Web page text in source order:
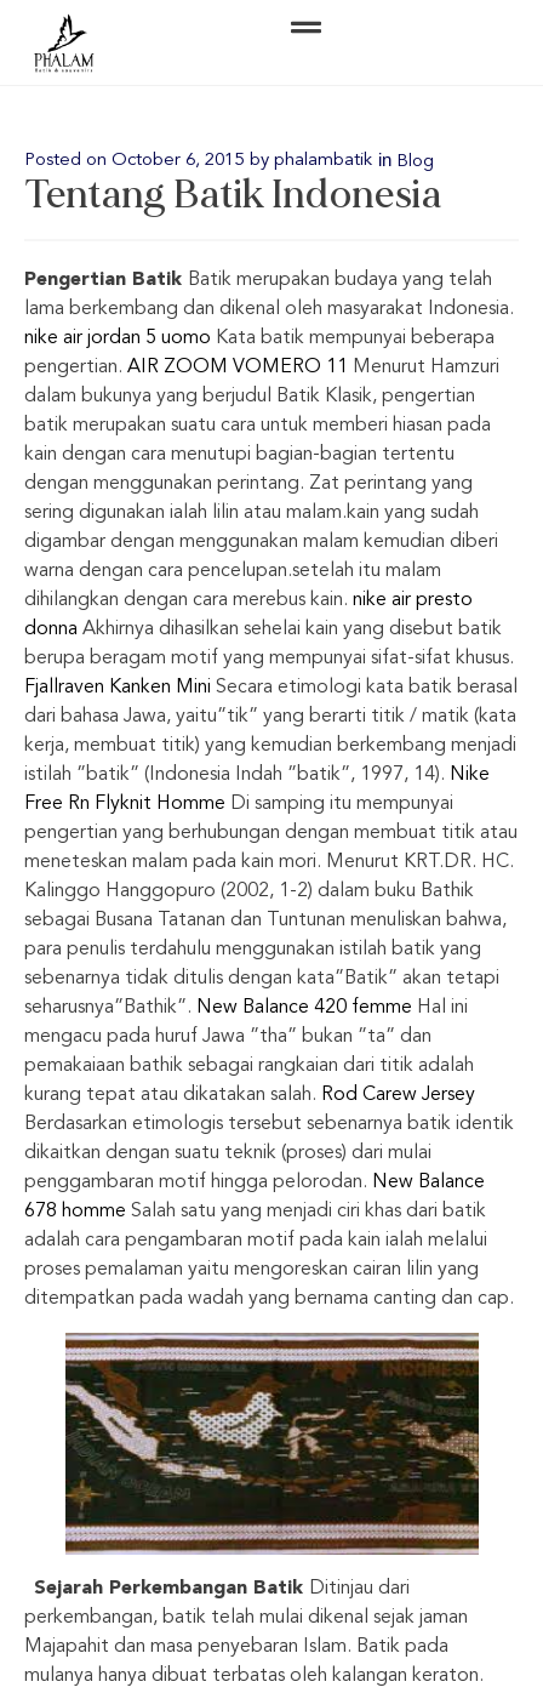
Posted on October 6, 2015 by phalambatik in Blog
Tentang Batik Indonesia
Pengertian Batik Batik merupakan budaya yang telah
lama berkembang dan dikenal oleh masyarakat Indonesia.
nike air jordan 5 uomo Kata batik mempunyai beberapa
pengertian. AIR ZOOM VOMERO 11
Menurut Hamzuri
dalam bukunya yang berjudul Batik Klasik, pengertian
batik merupakan suatu cara untuk memberi hiasan pada
kain dengan cara menutupi bagian-bagian tertentu
dengan menggunakan perintang. Zat perintang yang
sering digunakan ialah lilin atau malam.kain yang sudah
digambar dengan menggunakan malam kemudian diberi
warna dengan cara pencelupan.setelah itu malam
dihilangkan dengan cara merebus kain. nike air presto
donna Akhirnya dihasilkan sehelai kain yang disebut batik
berupa beragam motif yang mempunyai sifat-sifat khusus.
Fjallraven Kanken Mini Secara etimologi kata batik berasal
dari bahasa Jawa, yaitu”tik” yang berarti titik / matik (kata
kerja, membuat titik) yang kemudian berkembang menjadi
istilah ”batik” (Indonesia Indah ”batik”, 1997, 14). Nike
Free Rn Flyknit Homme Di samping itu mempunyai
pengertian yang berhubungan dengan membuat titik atau
meneteskan malam pada kain mori. Menurut KRT.DR. HC.
Kalinggo Hanggopuro (2002, 1-2) dalam buku Bathik
sebagai Busana Tatanan dan Tuntunan menuliskan bahwa,
para penulis terdahulu menggunakan istilah batik yang
sebenarnya tidak ditulis dengan kata”Batik” akan tetapi
seharusnya”Bathik”. New Balance 420 femme Hal ini
mengacu pada huruf Jawa ”tha” bukan ”ta” dan
pemakaiaan bathik sebagai rangkaian dari titik adalah
kurang tepat atau dikatakan salah. Rod Carew Jersey
Berdasarkan etimologis tersebut sebenarnya batik identik
dikaitkan dengan suatu teknik (proses) dari mulai
penggambaran motif hingga pelorodan. New Balance
678 homme Salah satu yang menjadi ciri khas dari batik
adalah cara pengambaran motif pada kain ialah melalui
proses pemalaman yaitu mengoreskan cairan lilin yang
ditempatkan pada wadah yang bernama canting dan cap.
Sejarah Perkembangan Batik Ditinjau dari
perkembangan, batik telah mulai dikenal sejak jaman
Majapahit dan masa penyebaran Islam. Batik pada
mulanya hanya dibuat terbatas oleh kalangan keraton.